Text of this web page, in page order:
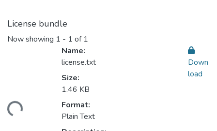
License bundle
Now showing 1 - 1 of 1
Name:
license.txt
Size:
1.46 KB
Format:
Plain Text
Down
load